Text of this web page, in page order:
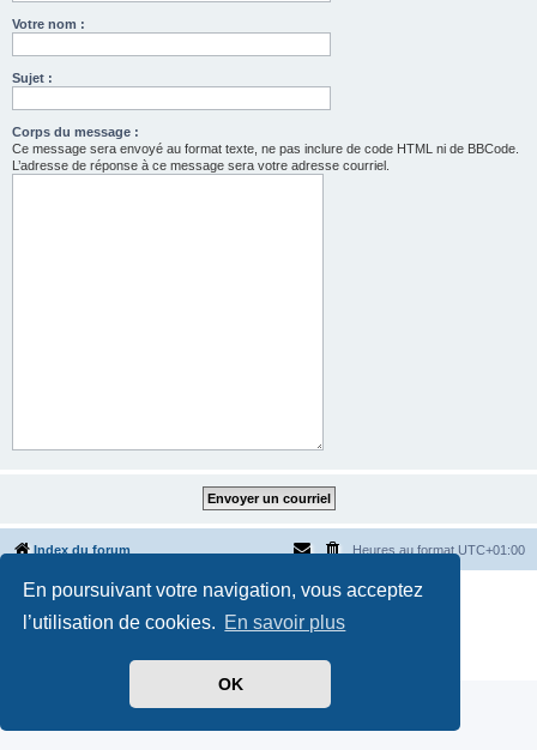
En poursuivant votre navigation, vous acceptez
l’utilisation de cookies. En savoir plus
OK
Votre nom :
Sujet :
Corps du message :
Ce message sera envoyé au format texte, ne pas inclure de code HTML ni de BBCode.
L’adresse de réponse à ce message sera votre adresse courriel.
Index du forum Heures au format UTC+01:00
Développé parphpBB® Forum Software © phpBB Limited
Traduit par
phpBB-fr.com
Style parSide-car club Français